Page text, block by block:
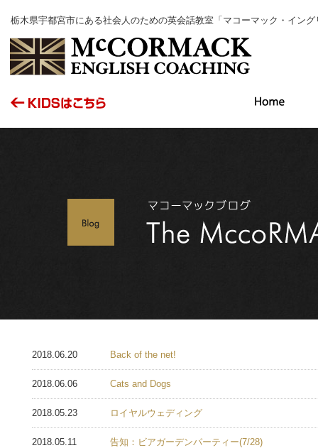
栃木県宇都宮市にある社会人のための英会話教室「マコーマック・イン
2018.06.20 Back of the net!
2018.06.06 Cats and Dogs
2018.05.23 ロイヤルウェディング
2018.05.11 告知：ビアガーデンパーティー(7/28)